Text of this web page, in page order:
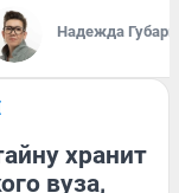
Надежда Губарь
хранит
вуза,